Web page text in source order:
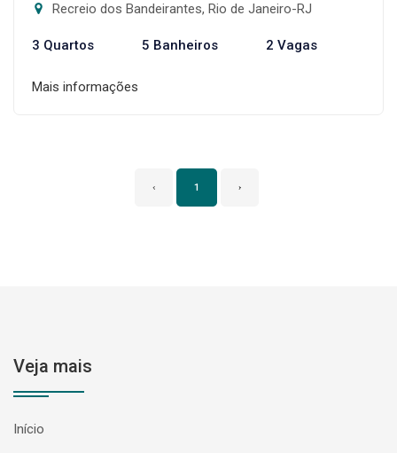
Recreio dos Bandeirantes, Rio de Janeiro-RJ
3 Quartos 5 Banheiros 2 Vagas
Mais informações
‹ 1 ›
Veja mais
Início